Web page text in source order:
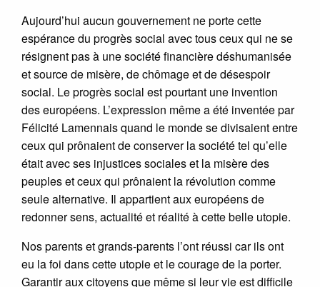
Aujourd’hui aucun gouvernement ne porte cette
espérance du progrès social avec tous ceux qui ne se
résignent pas à une société financière déshumanisée
et source de misère, de chômage et de désespoir
social. Le progrès social est pourtant une invention
des européens. L’expression même a été inventée par
Félicité Lamennais quand le monde se divisaient entre
ceux qui prônaient de conserver la société tel qu’elle
était avec ses injustices sociales et la misère des
peuples et ceux qui prônaient la révolution comme
seule alternative. Il appartient aux européens de
redonner sens, actualité et réalité à cette belle utopie.
Nos parents et grands-parents l’ont réussi car ils ont
eu la foi dans cette utopie et le courage de la porter.
Garantir aux citoyens que même si leur vie est difficile